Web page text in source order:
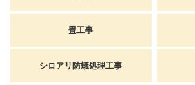
畳工事
シロアリ防蟻処理工事